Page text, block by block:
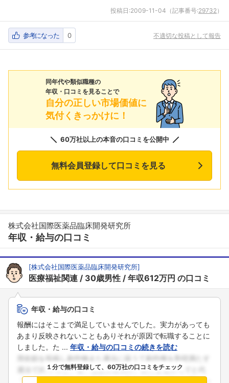
フォローしました
こちらの企業もフォローしませんか？
投稿日:2009-11-04 （記事番号:29732 ）
参考になった 0 不適切な投稿として報告
同年代や類似職種の
年収・口コミを見ることで
自分の正しい市場価値に
気付くきっかけに！
60万社以上の本音の口コミを公開中
無料会員登録して口コミを見る
株式会社国際医薬品臨床開発研究所
年収・給与の口コミ
[株式会社国際医薬品臨床開発研究所]
医療福祉関連 30歳男性 年収612万円 の口コミ
年収・給与の口コミ
報酬にはそこまで満足していませんでした。実力があっても
あまり反映されないこともありそれが原因で転職することに
しました。た ... 年収・給与の口コミの続きを読む
１分で無料登録して、60万社の口コミをチェック